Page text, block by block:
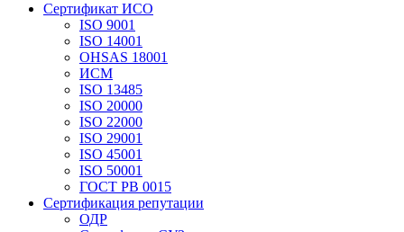
Сертификат ИСО
ISO 9001
ISO 14001
OHSAS 18001
ИСМ
ISO 13485
ISO 20000
ISO 22000
ISO 29001
ISO 45001
ISO 50001
ГОСТ РВ 0015
Сертификация репутации
ОДР